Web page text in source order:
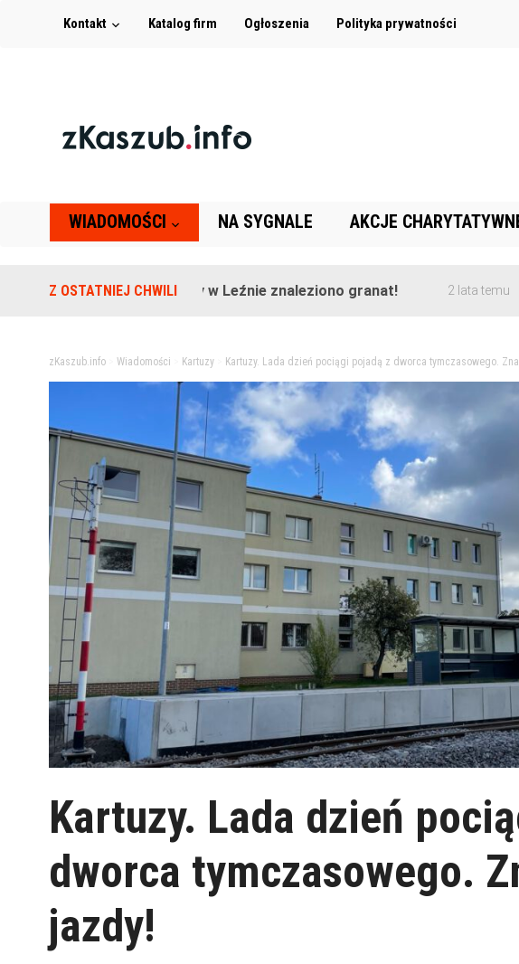
Kontakt Katalog firm Ogłoszenia Polityka prywatności
WIADOMOŚCI NA SYGNALE AKCJE
Z OSTATNIEJ CHWILI
Na terenie szkoły w Leźnie znaleziono granat! 2 lata temu
zKaszub.info> Wiadomości Kartuzy> Kartuzy. Lada dzień pociągi pojadą z dworca tymczasowego.
Kartuzy. Lada dzień
dworca tymczasowego.
jazdy!